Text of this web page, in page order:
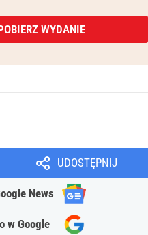
WYDANIE
UDOSTĘPNIJ
News
w Google